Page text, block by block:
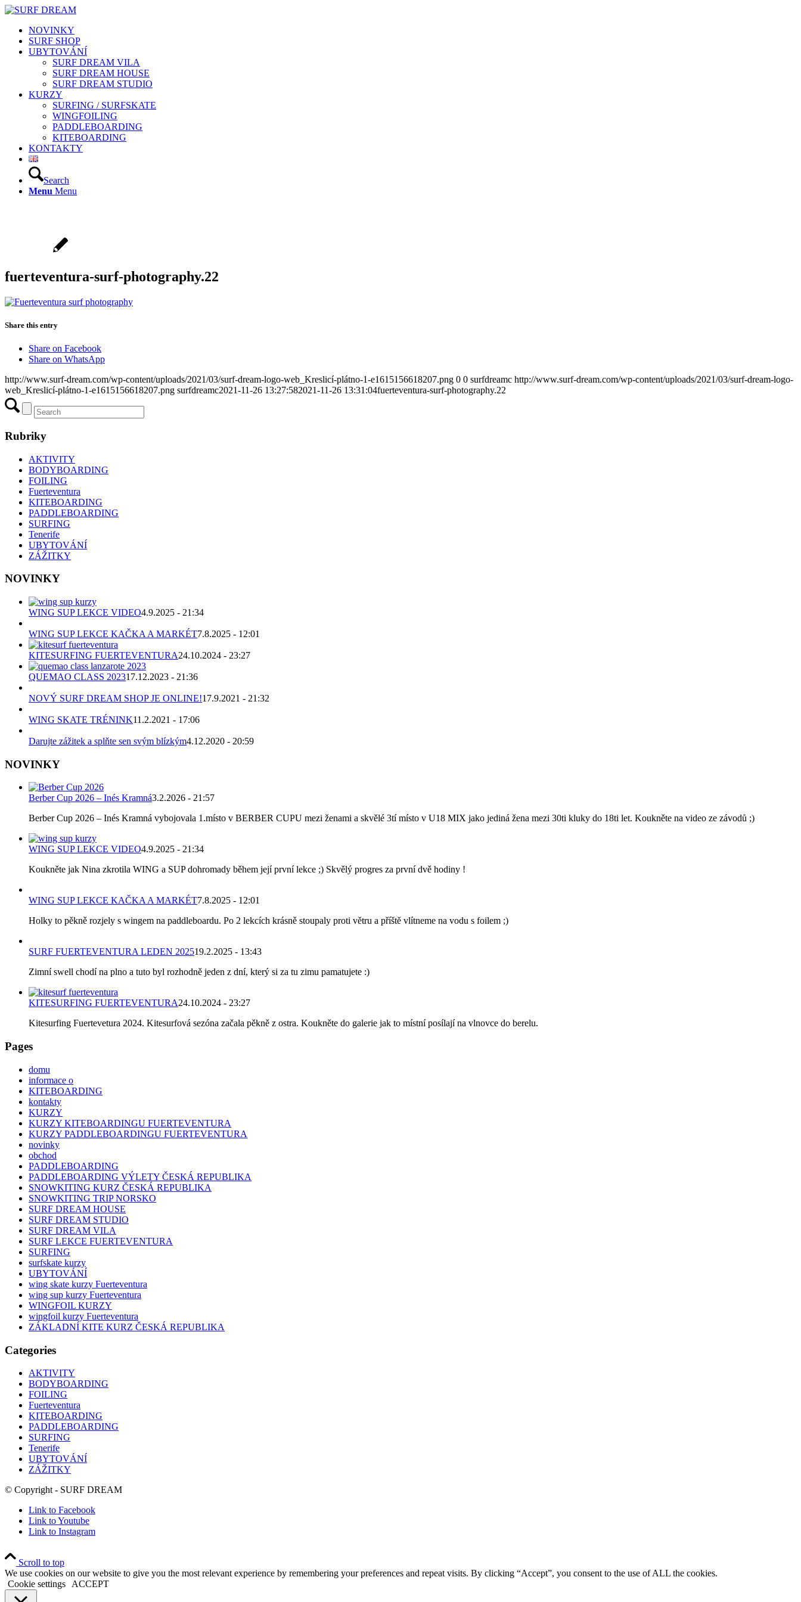
NOVINKY
SURF SHOP
UBYTOVÁNÍ
SURF DREAM VILA
SURF DREAM HOUSE
SURF DREAM STUDIO
KURZY
SURFING / SURFSKATE
WINGFOILING
PADDLEBOARDING
KITEBOARDING
KONTAKTY
Search
Menu Menu
fuerteventura-surf-photography.22
Share this entry
Share on Facebook
Share on WhatsApp
http://www.surf-dream.com/wp-content/uploads/2021/03/surf-dream-logo-web_Kreslicí-plátno-1-e1615156618207.png 0 0 surfdreamc http://www.surf-dream.com/wp-content/uploads/2021/03/surf-dream-logo-
web_Kreslicí-plátno-1-e1615156618207.png surfdreamc2021-11-26 13:27:582021-11-26 13:31:04fuerteventura-surf-photography.22
Rubriky
AKTIVITY
BODYBOARDING
FOILING
Fuerteventura
KITEBOARDING
PADDLEBOARDING
SURFING
Tenerife
UBYTOVÁNÍ
ZÁŽITKY
NOVINKY
WING SUP LEKCE VIDEO4.9.2025 - 21:34
WING SUP LEKCE KAČKA A MARKÉT7.8.2025 - 12:01
KITESURFING FUERTEVENTURA24.10.2024 - 23:27
QUEMAO CLASS 202317.12.2023 - 21:36
NOVÝ SURF DREAM SHOP JE ONLINE!17.9.2021 - 21:32
WING SKATE TRÉNINK11.2.2021 - 17:06
Darujte zážitek a splňte sen svým blízkým4.12.2020 - 20:59
NOVINKY
Berber Cup 2026 – Inés Kramná3.2.2026 - 21:57
Berber Cup 2026 – Inés Kramná vybojovala 1.místo v BERBER CUPU mezi ženami a skvělé 3tí místo v U18 MIX jako jediná žena mezi 30ti kluky do 18ti let. Koukněte na video ze závodů ;)
WING SUP LEKCE VIDEO4.9.2025 - 21:34
Koukněte jak Nina zkrotila WING a SUP dohromady během její první lekce ;) Skvělý progres za první dvě hodiny !
WING SUP LEKCE KAČKA A MARKÉT7.8.2025 - 12:01
Holky to pěkně rozjely s wingem na paddleboardu. Po 2 lekcích krásně stoupaly proti větru a příště vlítneme na vodu s foilem ;)
SURF FUERTEVENTURA LEDEN 202519.2.2025 - 13:43
Zimní swell chodí na plno a tuto byl rozhodně jeden z dní, který si za tu zimu pamatujete :)
KITESURFING FUERTEVENTURA24.10.2024 - 23:27
Kitesurfing Fuertevetura 2024. Kitesurfová sezóna začala pěkně z ostra. Koukněte do galerie jak to místní posílají na vlnovce do berelu.
Pages
domu
informace o
KITEBOARDING
kontakty
KURZY
KURZY KITEBOARDINGU FUERTEVENTURA
KURZY PADDLEBOARDINGU FUERTEVENTURA
novinky
obchod
PADDLEBOARDING
PADDLEBOARDING VÝLETY ČESKÁ REPUBLIKA
SNOWKITING KURZ ČESKÁ REPUBLIKA
SNOWKITING TRIP NORSKO
SURF DREAM HOUSE
SURF DREAM STUDIO
SURF DREAM VILA
SURF LEKCE FUERTEVENTURA
SURFING
surfskate kurzy
UBYTOVÁNÍ
wing skate kurzy Fuerteventura
wing sup kurzy Fuerteventura
WINGFOIL KURZY
wingfoil kurzy Fuerteventura
ZÁKLADNÍ KITE KURZ ČESKÁ REPUBLIKA
Categories
AKTIVITY
BODYBOARDING
FOILING
Fuerteventura
KITEBOARDING
PADDLEBOARDING
SURFING
Tenerife
UBYTOVÁNÍ
ZÁŽITKY
© Copyright - SURF DREAM
Link to Facebook
Link to Youtube
Link to Instagram
Scroll to top
We use cookies on our website to give you the most relevant experience by remembering your preferences and repeat visits. By clicking “Accept”, you consent to the use of ALL the cookies.
Cookie settings
ACCEPT